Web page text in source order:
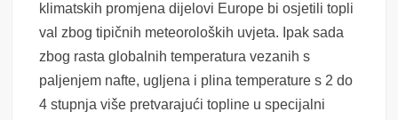
klimatskih promjena dijelovi Europe bi osjetili topli
val zbog tipičnih meteoroloških uvjeta. Ipak sada
zbog rasta globalnih temperatura vezanih s
paljenjem nafte, ugljena i plina temperature s 2 do
4 stupnja više pretvarajući topline u specijalni